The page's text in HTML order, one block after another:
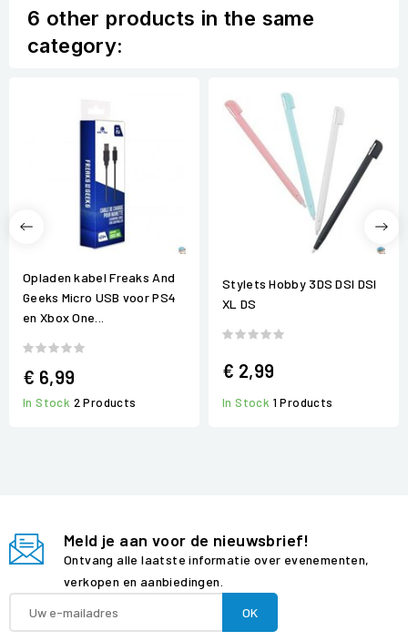
6 other products in the same
category:
Opladen kabel Freaks And
Geeks Micro USB voor PS4
en Xbox One...
€ 6,99
In Stock 2 Products
Stylets Hobby 3DS DSI DSI
XL DS
€ 2,99
In Stock 1 Products
Meld je aan voor de nieuwsbrief!
Ontvang alle laatste informatie over evenementen,
verkopen en aanbiedingen.